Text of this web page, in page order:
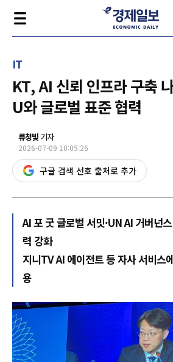
IT
KT, AI 신뢰 인프라 구축
U와 글로벌 표준 협력
류청빛 기자
2026-07-09 10:05:26
구글 검색 선호 출처로 추가
AI 포 굿 글로벌 서밋·UN AI 거버넌
력 강화
지니TV AI 에이전트 등 자사 서비스
용